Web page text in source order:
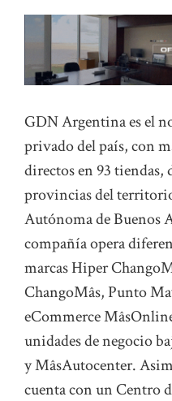
GDN Argentina es el
privado del país, con
directos en 93 tiendas,
provincias del
Autónoma de Buenos
compañía opera
marcas Hiper
ChangoMâs, Punto
eCommerce
unidades de negocio
y MâsAutocenter.
cuenta con un Centro